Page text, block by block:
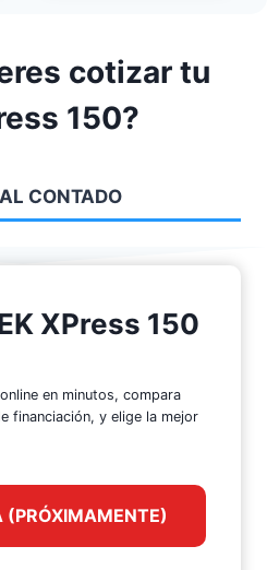
cotizar tu
150?
AL CONTADO
XPress 150
en minutos, compara
financiación, y elige la mejor
(PRÓXIMAMENTE)